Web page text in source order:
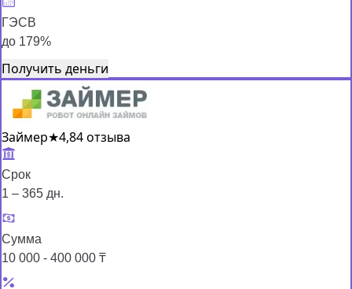
ГЭСВ
до 179%
Получить деньги
Займер★4,84 отзыва
Срок
1 – 365 дн.
Сумма
10 000 - 400 000 ₸